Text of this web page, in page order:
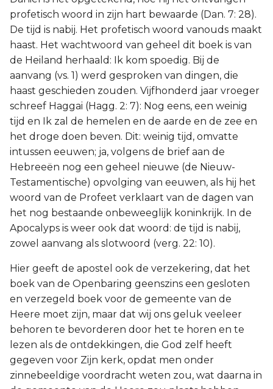
profetisch woord in zijn hart bewaarde (Dan. 7: 28).
De tijd is nabij. Het profetisch woord vanouds maakt
haast. Het wachtwoord van geheel dit boek is van
de Heiland herhaald: Ik kom spoedig. Bij de
aanvang (vs. 1) werd gesproken van dingen, die
haast geschieden zouden. Vijfhonderd jaar vroeger
schreef Haggai (Hagg. 2: 7): Nog eens, een weinig
tijd en Ik zal de hemelen en de aarde en de zee en
het droge doen beven. Dit: weinig tijd, omvatte
intussen eeuwen; ja, volgens de brief aan de
Hebreeën nog een geheel nieuwe (de Nieuw-
Testamentische) opvolging van eeuwen, als hij het
woord van de Profeet verklaart van de dagen van
het nog bestaande onbeweeglijk koninkrijk. In de
Apocalyps is weer ook dat woord: de tijd is nabij,
zowel aanvang als slotwoord (verg. 22: 10).
Hier geeft de apostel ook de verzekering, dat het
boek van de Openbaring geenszins een gesloten
en verzegeld boek voor de gemeente van de
Heere moet zijn, maar dat wij ons geluk veeleer
behoren te bevorderen door het te horen en te
lezen als de ontdekkingen, die God zelf heeft
gegeven voor Zijn kerk, opdat men onder
zinnebeeldige voordracht weten zou, wat daarna in